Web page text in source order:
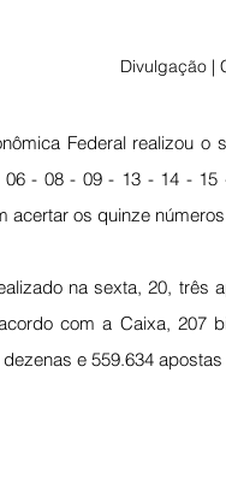
Divulgação |
Federal realizou
- 08 - 09 - 13 - 14 -
acertar os quinze
na sexta, 20, três
com a Caixa, 207
e 559.634